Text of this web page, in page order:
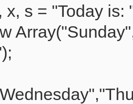
x, s = "Today is: